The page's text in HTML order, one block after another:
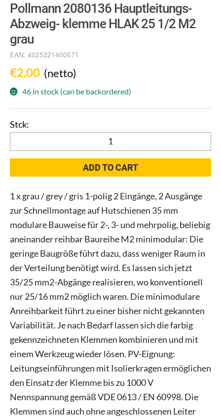
Pollmann 2080136 Hauptleitungs-
Abzweig- klemme HLAK 25 1/2 M2
grau
EAN: 4025221400671
€2,00 (netto)
46 in stock (can be backordered)
2080136
Hauptleitungs-
Abzweig-
HLAK
25
1/2
M2
grau
quantity
ADD TO CART
1 x grau / grey / gris 1-polig 2 Eingänge, 2 Ausgänge
zur Schnellmontage auf Hutschienen 35 mm
modulare Bauweise für 2-, 3- und mehrpolig, beliebig
aneinander reihbar Baureihe M2 minimodular: Die
geringe Baugröße führt dazu, dass weniger Raum in
der Verteilung benötigt wird. Es lassen sich jetzt
35/25 mm2-Abgänge realisieren, wo konventionell
nur 25/16 mm2 möglich waren. Die minimodulare
Anreihbarkeit führt zu einer bisher nicht gekannten
Variabilität. Je nach Bedarf lassen sich die farbig
gekennzeichneten Klemmen kombinieren und mit
einem Werkzeug wieder lösen. PV-Eignung:
Leitungseinführungen mit Isolierkragen ermöglichen
den Einsatz der Klemme bis zu 1000 V
Nennspannung gemäß VDE 0613 / EN 60998. Die
Klemmen sind auch ohne angeschlossenen Leiter